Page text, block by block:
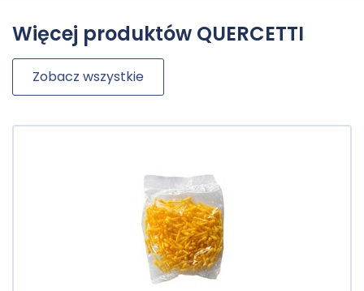
Więcej produktów QUERCETTI
Zobacz wszystkie